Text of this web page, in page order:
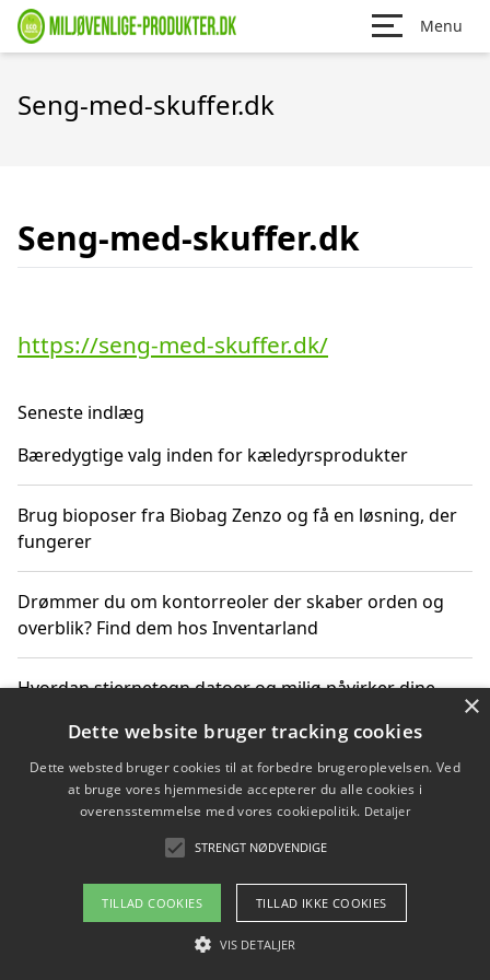
Menu
Seng-med-skuffer.dk
Seng-med-skuffer.dk
https://seng-med-skuffer.dk/
Seneste indlæg
Bæredygtige valg inden for kæledyrsprodukter
Brug bioposer fra Biobag Zenzo og få en løsning, der
fungerer
Drømmer du om kontorreoler der skaber orden og
overblik? Find dem hos Inventarland
Hvordan stjernetegn datoer og miljø påvirker dine
Bæredygtige gadgets til en grønnere hverdag
Om / kontakt
Blog Betingelser
×
Dette website bruger tracking cookies
Dette websted bruger cookies til at forbedre brugeroplevelsen. Ved
at bruge vores hjemmeside accepterer du alle cookies i
overensstemmelse med vores cookiepolitik. Detaljer
STRENGT NØDVENDIGE
TILLAD COOKIES TILLAD IKKE COOKIES
VIS DETALJER